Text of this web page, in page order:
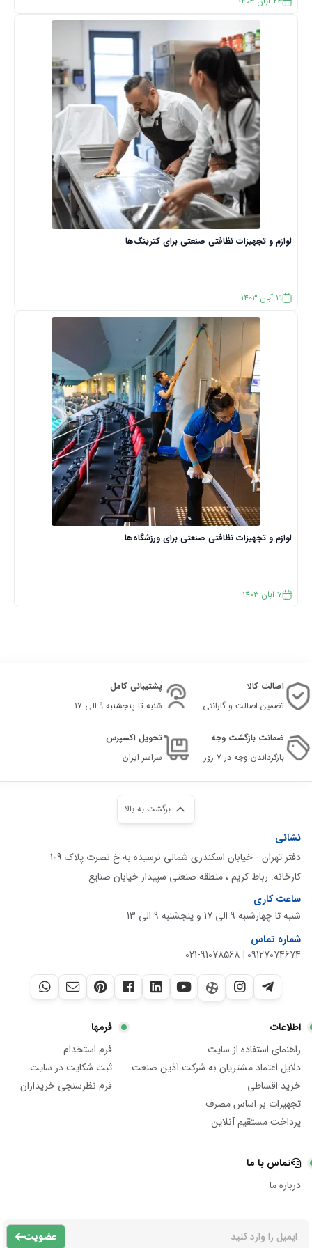
لوازم و تجهیزات نظافتی صنعتی برای کترینگ‌ها
19 آبان 1403
لوازم و تجهیزات نظافتی صنعتی برای ورزشگاه‌ها
7 آبان 1403
اصالت کالا
تضمین اصالت و گارانتی
پشتیبانی کامل
شنبه تا پنجشنبه 9 الی 17
ضمانت بازگشت وجه
بازگرداندن وجه در ۷ روز
تحویل اکسپرس
سراسر ایران
برگشت به بالا
نشانی
دفتر تهران - خیابان اسکندری شمالی نرسیده به خ نصرت پلاک 109
کارخانه: رباط کریم ، منطقه صنعتی سپیدار خیابان صنایع
ساعت کاری
شنبه تا چهارشنبه 9 الی 17 و پنجشنبه 9 الی 13
شماره تماس
09127074674
|
021-91078568
اطلاعات
راهنمای استفاده از سایت
دلایل اعتماد مشتریان به شرکت آذین صنعت
خرید اقساطی
تجهیزات بر اساس مصرف
پرداخت مستقیم آنلاین
فرمها
فرم استخدام
ثبت شکایت در سایت
فرم نظرسنجی خریداران
تماس با ما
درباره ما
عضویت